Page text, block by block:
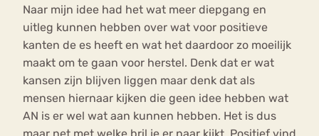
Naar mijn idee had het wat meer diepgang en
uitleg kunnen hebben over wat voor positieve
kanten de es heeft en wat het daardoor zo moeilijk
maakt om te gaan voor herstel. Denk dat er wat
kansen zijn blijven liggen maar denk dat als
mensen hiernaar kijken die geen idee hebben wat
AN is er wel wat aan kunnen hebben. Het is dus